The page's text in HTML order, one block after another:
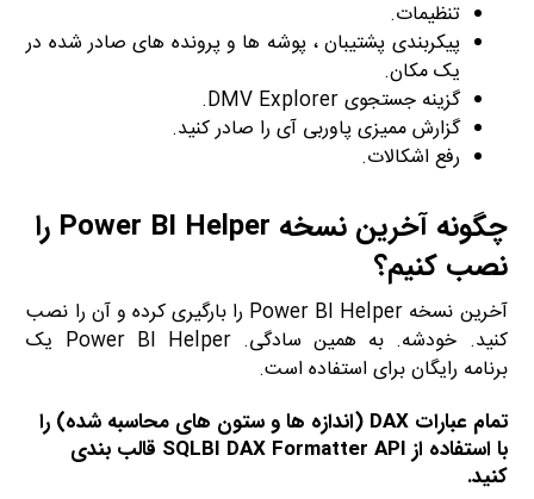
تنظیمات.
پیکربندی پشتیبان ، پوشه ها و پرونده های صادر شده در
یک مکان.
گزینه جستجوی DMV Explorer.
گزارش ممیزی پاوربی آی را صادر کنید.
رفع اشکالات.
چگونه آخرین نسخه Power BI Helper را
نصب کنیم؟
آخرین نسخه Power BI Helper را بارگیری کرده و آن را نصب
کنید. خودشه. به همین سادگی. Power BI Helper یک
برنامه رایگان برای استفاده است.
تمام عبارات DAX (اندازه ها و ستون های محاسبه شده) را
با استفاده از SQLBI DAX Formatter API قالب بندی
کنید.